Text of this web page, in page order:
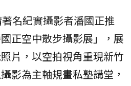
名紀實攝影者潘國正推
正空中散步攝影展」，展
片，以空拍視角重現新竹
影為主軸規畫私塾講堂，